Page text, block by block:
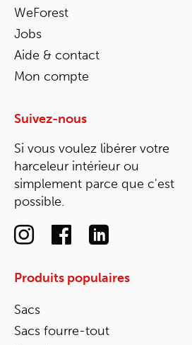
WeForest
Jobs
Aide & contact
Mon compte
Suivez-nous
Si vous voulez libérer votre
harceleur intérieur ou
simplement parce que c'est
possible.
Produits populaires
Sacs
Sacs fourre-tout